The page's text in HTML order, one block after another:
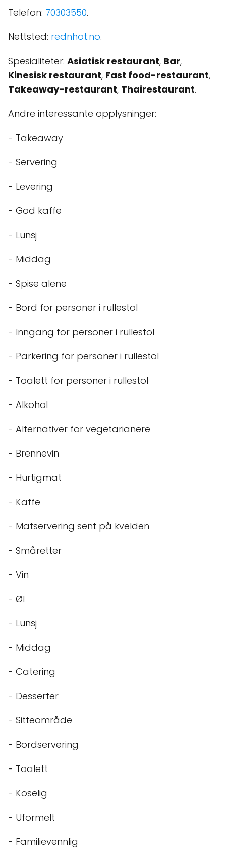
Telefon: 70303550.
Nettsted: rednhot.no.
Spesialiteter: Asiatisk restaurant, Bar,
Kinesisk restaurant, Fast food-restaurant,
Takeaway-restaurant, Thairestaurant.
Andre interessante opplysninger:
- Takeaway
- Servering
- Levering
- God kaffe
- Lunsj
- Middag
- Spise alene
- Bord for personer i rullestol
- Inngang for personer i rullestol
- Parkering for personer i rullestol
- Toalett for personer i rullestol
- Alkohol
- Alternativer for vegetarianere
- Brennevin
- Hurtigmat
- Kaffe
- Matservering sent på kvelden
- Småretter
- Vin
- Øl
- Lunsj
- Middag
- Catering
- Desserter
- Sitteområde
- Bordservering
- Toalett
- Koselig
- Uformelt
- Familievennlig